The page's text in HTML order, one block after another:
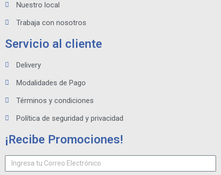
Nuestro local
Trabaja con nosotros
Servicio al cliente
Delivery
Modalidades de Pago
Términos y condiciones
Política de seguridad y privacidad
¡Recibe Promociones!